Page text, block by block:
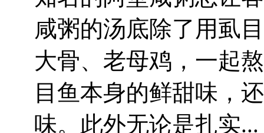
咸粥的汤底除了用虱
大骨、老母鸡，一起
目鱼本身的鲜甜味，
味。此外无论是扎实...